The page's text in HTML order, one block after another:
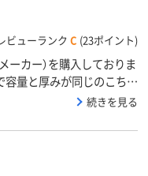
ビューランク C (23ポイント)
ーカー）を購入しておりま
容量と厚みが同じのこちら
りはるかに小さく、ゴミ
薄すぎずゴミ袋にちょう
続きを見る